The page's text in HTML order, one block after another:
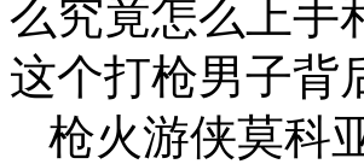
么究竟怎么上手
这个打枪男子背
枪火游侠莫科